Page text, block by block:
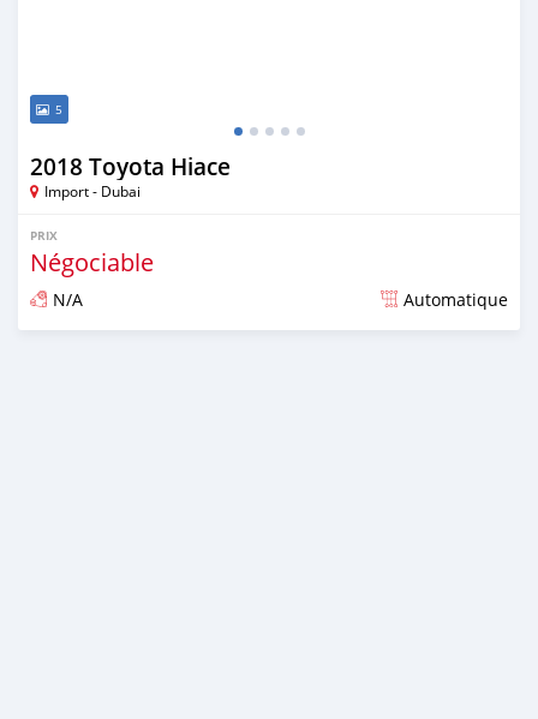
5
2018 Toyota Hiace
Import - Dubai
PRIX
Négociable
N/A Automatique